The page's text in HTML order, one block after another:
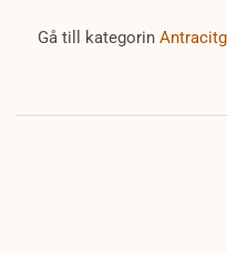
Gå till kategorin